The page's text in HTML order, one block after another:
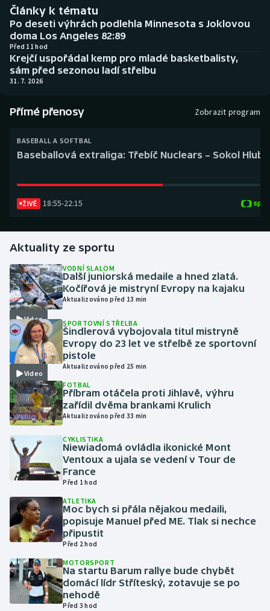
Basketbal
Biatlon
Boby a skeleton
Box
Golf
Gymnastika
Házená
Jezdectví
Judo
Krasobruslení
Lezení
Lyže a snowboard
Moderní pětiboj
Motorsport
Olympijské hry
Parasport
Plavání
Historické návraty
Aplikace ČT sport
AZ kvíz
Články k tématu
Po deseti výhrách podlehla Minnesota s Joklovou
doma Los Angeles 82:89
Před 11 hod
Krejčí uspořádal kemp pro mladé basketbalisty,
sám před sezonou ladí střelbu
31. 7. 2026
Přímé přenosy Zobrazit program
BASEBALL A SOFTBAL
Baseballová extraliga: Třebíč Nuclears – Sokol
ŽIVĚ 18:55-22:15
Aktuality ze sportu
Video
VODNÍ SLALOM
Další juniorská medaile a hned zlatá.
Kočířová je mistryní Evropy na kajaku
Aktualizováno před 13 min
Video
SPORTOVNÍ STŘELBA
Šindlerová vybojovala titul mistryně
Evropy do 23 let ve střelbě ze sportovní
pistole
Aktualizováno před 25 min
FOTBAL
Příbram otáčela proti Jihlavě, výhru
zařídil dvěma brankami Krulich
Aktualizováno před 33 min
CYKLISTIKA
Niewiadomá ovládla ikonické Mont
Ventoux a ujala se vedení v Tour de
France
Před 1 hod
ATLETIKA
Moc bych si přála nějakou medaili,
popisuje Manuel před ME. Tlak si nechce
připustit
Před 2 hod
MOTORSPORT
Na startu Barum rallye bude chybět
domácí lídr Stříteský, zotavuje se po
nehodě
Před 3 hod